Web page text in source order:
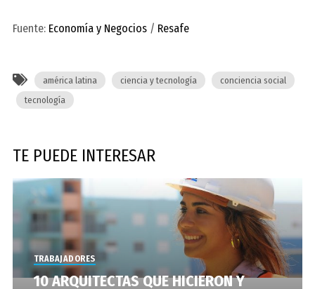
Fuente: Economía y Negocios/ Resafe
américa latina ciencia y tecnología
conciencia social
tecnología
TE PUEDE INTERESAR
TRABAJADORES
10 ARQUITECTAS QUE HICIERON Y